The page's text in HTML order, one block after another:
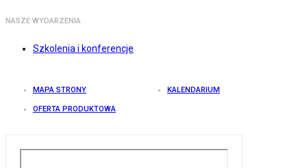
NASZE WYDARZENIA
Szkolenia i konferencje
MAPA STRONY KALENDARIUM
OFERTA PRODUKTOWA